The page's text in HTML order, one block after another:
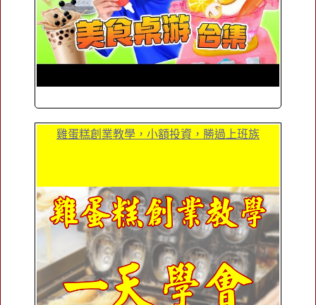
雞蛋糕創業教學，小額投資，勝過上班族